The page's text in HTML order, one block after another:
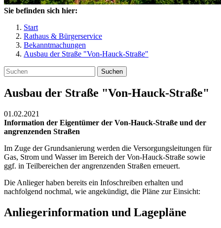
Sie befinden sich hier:
Start
Rathaus & Bürgerservice
Bekanntmachungen
Ausbau der Straße "Von-Hauck-Straße"
Suchen
Ausbau der Straße "Von-Hauck-Straße"
01.02.2021
Information der Eigentümer der Von-Hauck-Straße und der
angrenzenden Straßen
Im Zuge der Grundsanierung werden die Versorgungsleitungen für
Gas, Strom und Wasser im Bereich der Von-Hauck-Straße sowie
ggf. in Teilbereichen der angrenzenden Straßen erneuert.
Die Anlieger haben bereits ein Infoschreiben erhalten und
nachfolgend nochmal, wie angekündigt, die Pläne zur Einsicht:
Anliegerinformation und Lagepläne